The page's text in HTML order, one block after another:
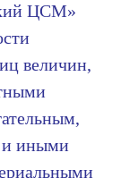
ЦСМ»
величин,
и иными